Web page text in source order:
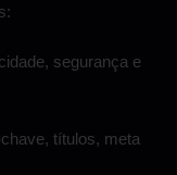
segurança e
títulos, meta